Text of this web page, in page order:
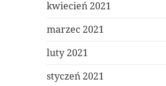
kwiecień 2021
marzec 2021
luty 2021
styczeń 2021